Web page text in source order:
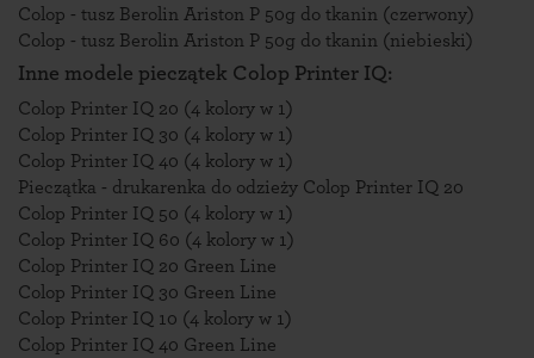
Colop - tusz Berolin Ariston P 50g do tkanin (czerwony)
Colop - tusz Berolin Ariston P 50g do tkanin (niebieski)
Inne modele pieczątek Colop Printer IQ:
Colop Printer IQ 20 (4 kolory w 1)
Colop Printer IQ 30 (4 kolory w 1)
Colop Printer IQ 40 (4 kolory w 1)
Pieczątka - drukarenka do odzieży Colop Printer IQ 20
Colop Printer IQ 50 (4 kolory w 1)
Colop Printer IQ 60 (4 kolory w 1)
Colop Printer IQ 20 Green Line
Colop Printer IQ 30 Green Line
Colop Printer IQ 10 (4 kolory w 1)
Colop Printer IQ 40 Green Line